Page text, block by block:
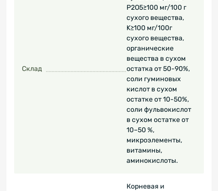
Склад
P2O5≥100 мг/100 г
сухого вещества,
K≥100 мг/100г
сухого вещества,
органические
вещества в сухом
остатка от 50-90%,
соли гуминовых
кислот в сухом
остатке от 10-50%,
соли фульвокислот
в сухом остатке от
10–50 %,
микроэлементы,
витамины,
аминокислоты.
Корневая и